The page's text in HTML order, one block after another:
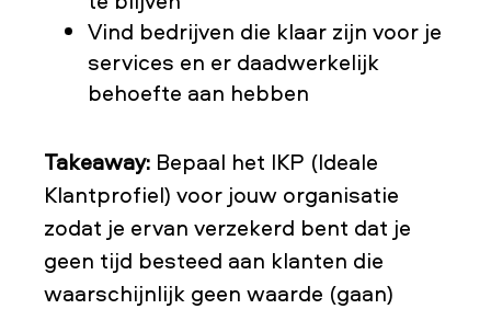
Vind bedrijven die klaar zijn voor je
services en er daadwerkelijk
behoefte aan hebben
Takeaway: Bepaal het IKP (Ideale
Klantprofiel) voor jouw organisatie
zodat je ervan verzekerd bent dat je
geen tijd besteed aan klanten die
waarschijnlijk geen waarde (gaan)